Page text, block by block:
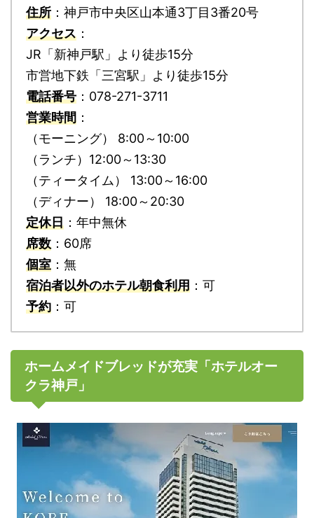
住所 ：神戸市中央区山本通3丁目3番20号
アクセス ：
JR「新神戸駅」より徒歩15分
市営地下鉄「三宮駅」より徒歩15分
電話番号 ：078-271-3711
営業時間 ：
（モーニング） 8:00～10:00
（ランチ）12:00～13:30
（ティータイム） 13:00～16:00
（ディナー） 18:00～20:30
定休日 ：年中無休
席数 ：60席
個室 ：無
宿泊者以外のホテル朝食利用 ：可
予約 ：可
ホームメイドブレッドが充実「ホテルオー
クラ神戸」